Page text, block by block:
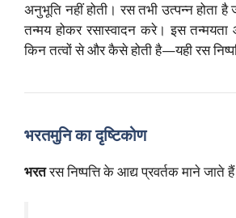
अनुभूति नहीं होती। रस तभी उत्पन्न होता
तन्मय होकर रसास्वादन करे। इस
किन तत्वों से और कैसे होती है—यही रस
भरतमुनि का दृष्टिकोण
भरतरस निष्पत्ति के आद्य प्रवर्तक माने जाते